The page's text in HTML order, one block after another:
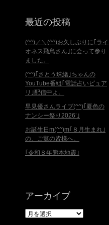
最近の投稿
(^^)／＼(^^)お久しぶりに｢ライ
オネス飛鳥さん｣に会って参り
ました。
(^^)｢さとう珠緒｣ちゃんの
YouTube番組｢電話占いピュア
リ｣配信中よ。
早見優さんライブ(^^)｢夏色の
ナンシー祭り2026’｣
お誕生日m(^^)m｢８月生まれ｣
の、ご覧の皆様へ。
｢令和８年熊本地震｣
アーカイブ
ア